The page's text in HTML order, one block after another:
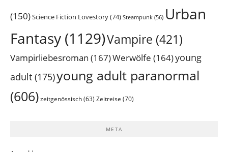
(150)Science Fiction Lovestory(74) Steampunk (56) Urban
Fantasy (1129)Vampire (421)
Vampirliebesroman (167)Werwölfe (164)young
adult (175)young adult paranormal
(606) zeitgenössisch (63) Zeitreise (70)
META